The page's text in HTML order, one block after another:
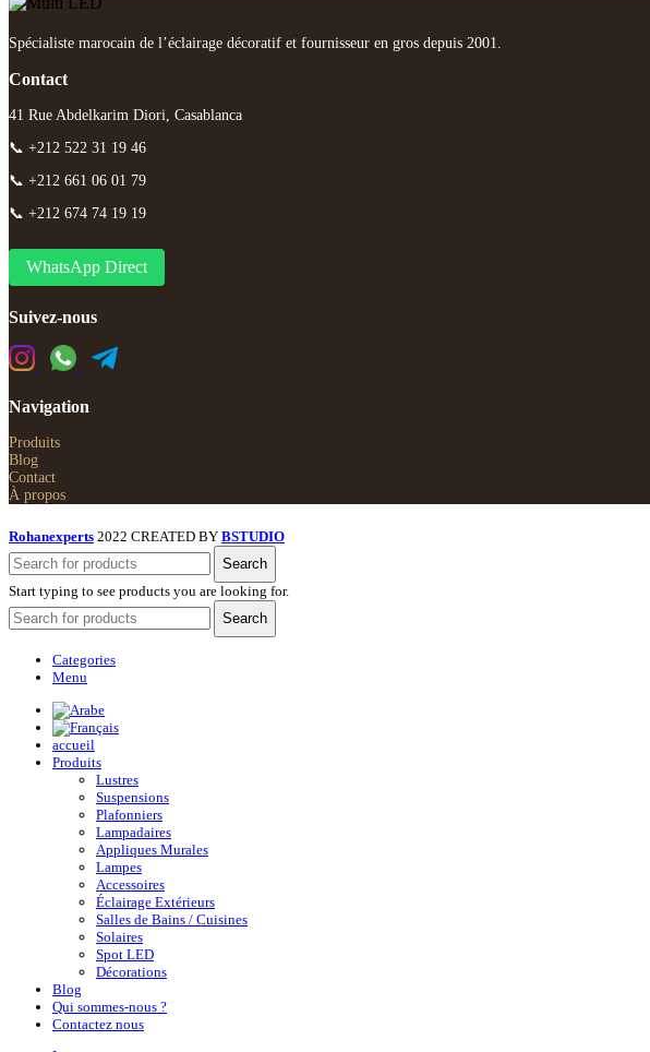
Spécialiste marocain de l’éclairage décoratif et fournisseur en gros depuis 2001.
Contact
41 Rue Abdelkarim Diori, Casablanca
📞 +212 522 31 19 46
📞 +212 661 06 01 79
📞 +212 674 74 19 19
WhatsApp Direct
Suivez-nous
Navigation
Produits
Blog
Contact
À propos
Rohanexperts 2022 CREATED BY BSTUDIO
Search
Start typing to see products you are looking for.
Search
Categories
Menu
accueil
Produits
Lustres
Suspensions
Plafonniers
Lampadaires
Appliques Murales
Lampes
Accessoires
Éclairage Extérieurs
Salles de Bains / Cuisines
Solaires
Spot LED
Décorations
Blog
Qui sommes-nous ?
Contactez nous